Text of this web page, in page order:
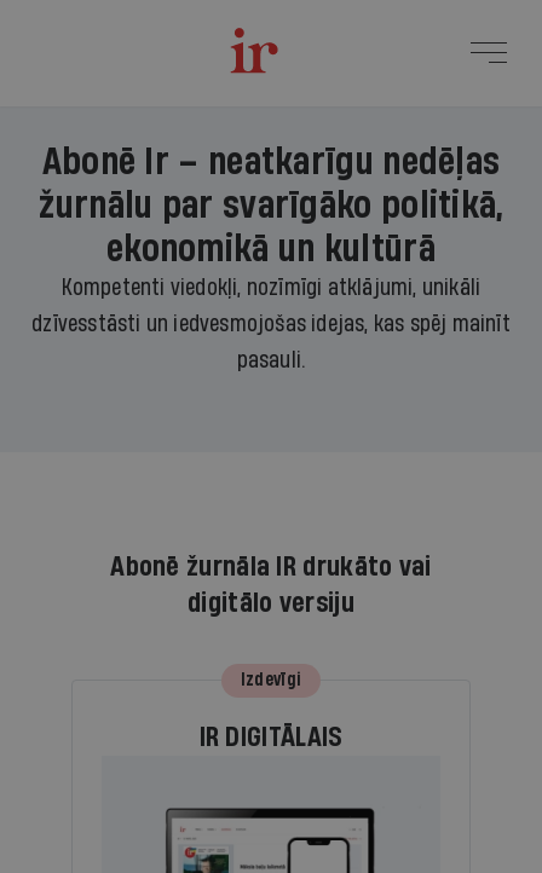
Abonē Ir – neatkarīgu nedēļas
žurnālu par svarīgāko politikā,
ekonomikā un kultūrā
Kompetenti viedokļi, nozīmīgi atklājumi, unikāli
dzīvesstāsti un iedvesmojošas idejas, kas spēj mainīt
pasauli.
Abonē žurnāla IR drukāto vai
digitālo versiju
Izdevīgi
IR DIGITĀLAIS